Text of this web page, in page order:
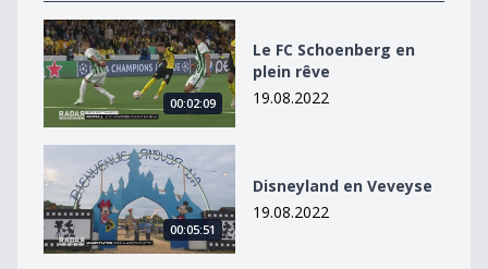
Le FC Schoenberg en plein rêve
00:02:09
Le FC Schoenberg en
plein rêve
19.08.2022
Disneyland en Veveyse
00:05:51
Disneyland en Veveyse
19.08.2022